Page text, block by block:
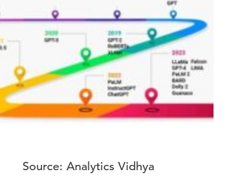
Source: Analytics Vidhya